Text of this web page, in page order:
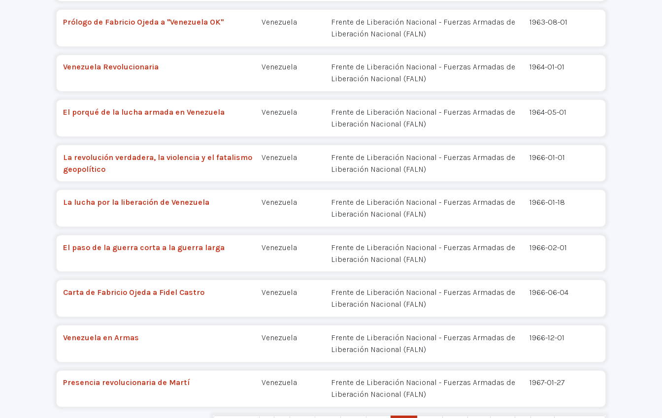
Prólogo de Fabricio Ojeda a "Venezuela OK" Venezuela
Frente de Liberación Nacional - Fuerzas Armadas de
Liberación Nacional (FALN)
1963-08-01
Venezuela Revolucionaria Venezuela
Frente de Liberación Nacional - Fuerzas Armadas de
Liberación Nacional (FALN)
1964-01-01
El porqué de la lucha armada en Venezuela Venezuela
Frente de Liberación Nacional - Fuerzas Armadas de
Liberación Nacional (FALN)
1964-05-01
La revolución verdadera, la violencia y el fatalismo
geopolítico
Venezuela
Frente de Liberación Nacional - Fuerzas Armadas de
Liberación Nacional (FALN)
1966-01-01
La lucha por la liberación de Venezuela Venezuela
Frente de Liberación Nacional - Fuerzas Armadas de
Liberación Nacional (FALN)
1966-01-18
El paso de la guerra corta a la guerra larga Venezuela
Frente de Liberación Nacional - Fuerzas Armadas de
Liberación Nacional (FALN)
1966-02-01
Carta de Fabricio Ojeda a Fidel Castro Venezuela
Frente de Liberación Nacional - Fuerzas Armadas de
Liberación Nacional (FALN)
1966-06-04
Venezuela en Armas Venezuela
Frente de Liberación Nacional - Fuerzas Armadas de
Liberación Nacional (FALN)
1966-12-01
Presencia revolucionaria de Martí Venezuela
Frente de Liberación Nacional - Fuerzas Armadas de
Liberación Nacional (FALN)
1967-01-27